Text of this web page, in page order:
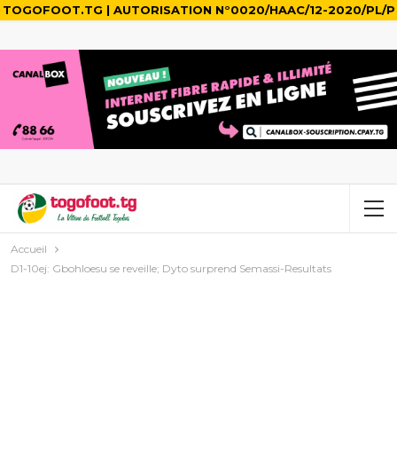
TOGOFOOT.TG | AUTORISATION N°0020/HAAC/12-2020/PL/P
Accueil
D1-10ej: Gbohloesu se reveille; Dyto surprend Semassi-Resultats